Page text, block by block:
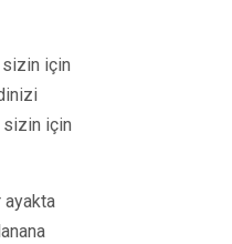
sizin için
sizin için
ayakta